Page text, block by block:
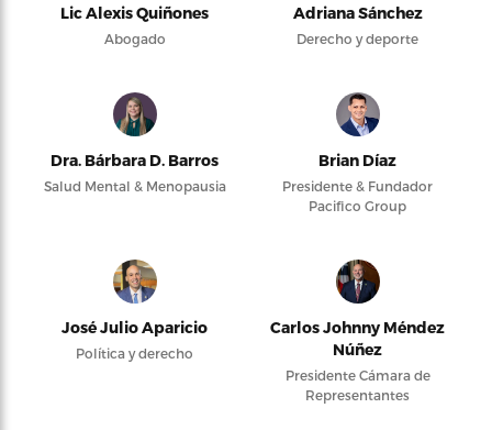
Lic Alexis Quiñones
Abogado
Adriana Sánchez
Derecho y deporte
Dra. Bárbara D. Barros
Salud Mental & Menopausia
Brian Díaz
Presidente & Fundador
Pacifico Group
José Julio Aparicio
Política y derecho
Carlos Johnny Méndez
Núñez
Presidente Cámara de
Representantes